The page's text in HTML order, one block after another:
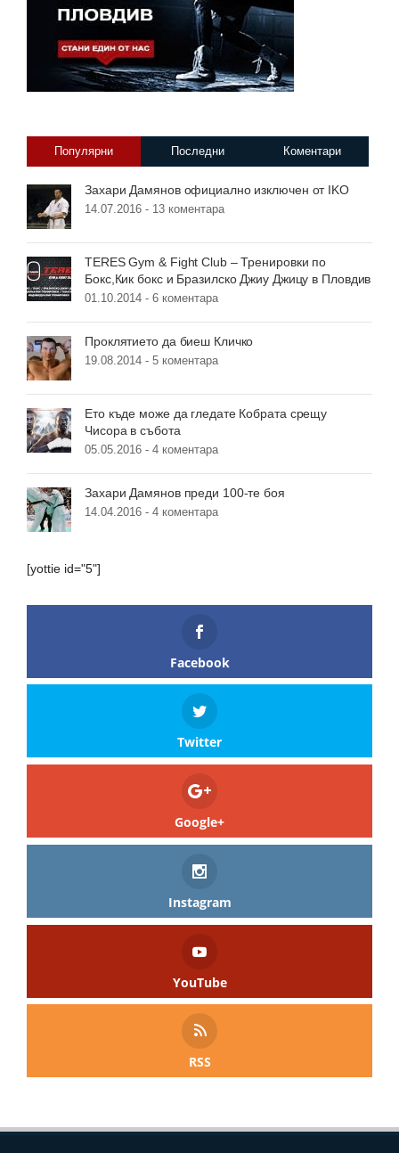
Популярни Последни Коментари
Захари Дамянов официално изключен от IKO
14.07.2016 - 13 коментара
TERES Gym & Fight Club – Тренировки по
Бокс,Кик бокс и Бразилско Джиу Джицу в Пловдив
01.10.2014 - 6 коментара
Проклятието да биеш Кличко
19.08.2014 - 5 коментара
Ето къде може да гледате Кобрата срещу
Чисора в събота
05.05.2016 - 4 коментара
Захари Дамянов преди 100-те боя
14.04.2016 - 4 коментара
[yottie id="5"]
Facebook
Twitter
Google+
Instagram
YouTube
RSS